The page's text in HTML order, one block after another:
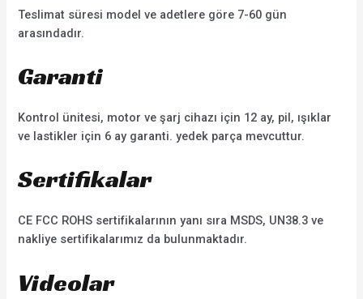
Teslimat süresi model ve adetlere göre 7-60 gün
arasındadır.
Garanti
Kontrol ünitesi, motor ve şarj cihazı için 12 ay, pil, ışıklar
ve lastikler için 6 ay garanti. yedek parça mevcuttur.
Sertifikalar
CE FCC ROHS sertifikalarının yanı sıra MSDS, UN38.3 ve
nakliye sertifikalarımız da bulunmaktadır.
Videolar